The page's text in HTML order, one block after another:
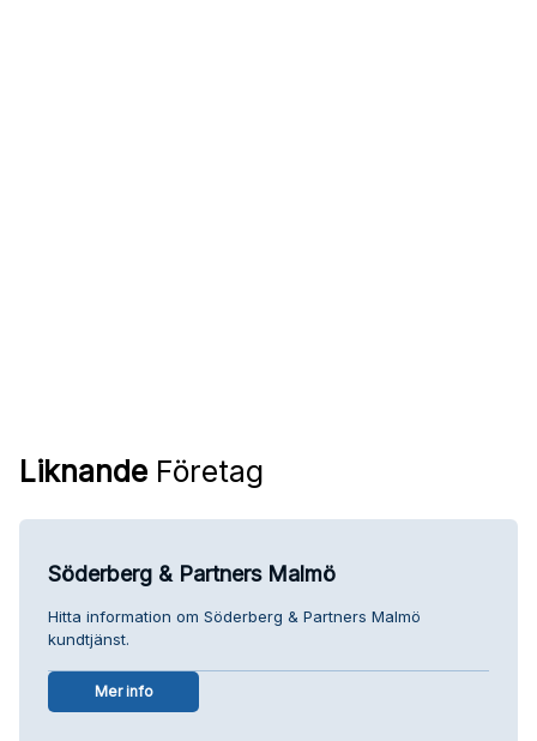
Liknande Företag
Söderberg & Partners Malmö
Hitta information om Söderberg & Partners Malmö
kundtjänst.
Mer info